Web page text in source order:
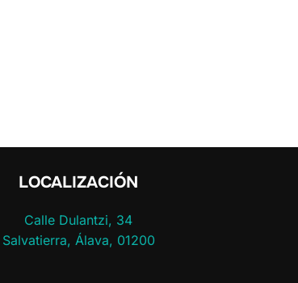
LOCALIZACIÓN
Calle Dulantzi, 34
Salvatierra, Álava, 01200